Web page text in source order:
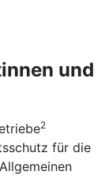
und
2
für die